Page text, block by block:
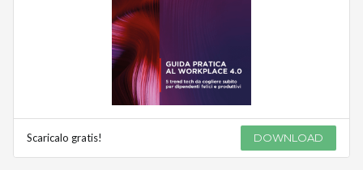
Scaricalo gratis! DOWNLOAD